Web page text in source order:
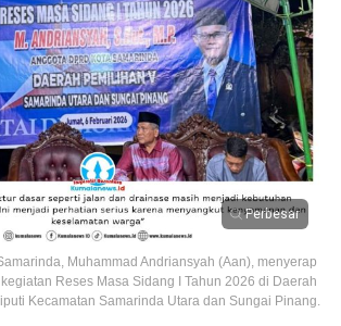
Perbesar
Muhammad Andriansyah (Aan), menyerap
Reses Masa Sidang I Tahun 2026 di Daerah
Kecamatan Samarinda Utara dan Sungai Pinang.